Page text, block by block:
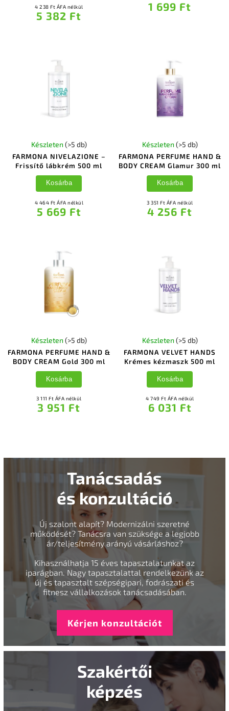
4 238 Ft ÁFA nélkül
5 382 Ft
1 699 Ft
FARMONA NIVELAZIONE –
Frissítő lábkrém 500 ml
Készleten (>5 db)
4 464 Ft ÁFA nélkül
5 669 Ft
Kosárba
FARMONA PERFUME HAND &
BODY CREAM Glamur 300 ml
Készleten (>5 db)
3 351 Ft ÁFA nélkül
4 256 Ft
Kosárba
FARMONA PERFUME HAND &
BODY CREAM Gold 300 ml
Készleten (>5 db)
3 111 Ft ÁFA nélkül
3 951 Ft
Kosárba
FARMONA VELVET HANDS
Krémes kézmaszk 500 ml
Készleten (>5 db)
4 749 Ft ÁFA nélkül
6 031 Ft
Kosárba
Tanácsadás
és konzultáció
Új szalont alapít? Modernizálni szeretné
működését? Tanácsra van szüksége a legjobb
ár/teljesítmény arányú vásárláshoz?
Kihasználhatja 15 éves tapasztalatunkat az
iparágban. Nagy tapasztalattal rendelkezünk az
új és tapasztalt szépségipari, fodrászati és
fitnesz vállalkozások tanácsadásában.
Kérjen konzultációt
Szakértői
képzés